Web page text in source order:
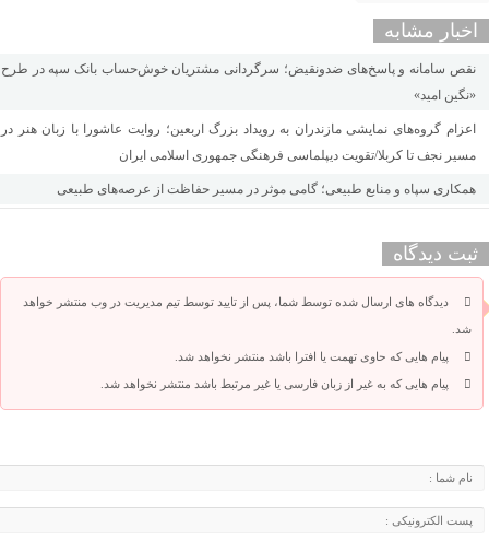
اخبار مشابه
نقص سامانه و پاسخ‌های ضدونقیض؛ سرگردانی مشتریان خوش‌حساب بانک سپه در طرح
«نگین امید»
اعزام گروه‌های نمایشی مازندران به رویداد بزرگ اربعین؛ روایت عاشورا با زبان هنر در
مسیر نجف تا کربلا/تقویت دیپلماسی فرهنگی جمهوری اسلامی ایران
همکاری سپاه و منابع طبیعی؛ گامی موثر در مسیر حفاظت از عرصه‌های طبیعی
ثبت دیدگاه
دیدگاه های ارسال شده توسط شما، پس از تایید توسط تیم مدیریت در وب منتشر خواهد
شد.
پیام هایی که حاوی تهمت یا افترا باشد منتشر نخواهد شد.
پیام هایی که به غیر از زبان فارسی یا غیر مرتبط باشد منتشر نخواهد شد.